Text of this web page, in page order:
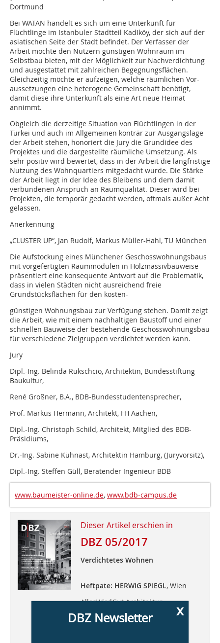
Dortmund
Bei WATAN handelt es sich um eine Unterkunft für
Flüchtlinge im Istanbuler Stadtteil KadIköy, der sich auf der
asiatischen Seite der Stadt befindet. Der Verfasser der
Arbeit möchte den Nutzern günstigen Wohnraum im
Selbstbau bieten, mit der Möglichkeit zur Nachverdichtung
und ausgestattet mit zahlreichen Begegnungsflächen.
Gleichzeitig möchte er aufzeigen, welche räumlichen Vor-
aussetzungen eine heterogene Gemeinschaft benötigt,
damit diese ihre Unterkunft als eine Art neue Heimat
annimmt.
Obgleich die derzeitige Situation von Flüchtlingen in der
Türkei und auch im Allgemeinen konträr zur Ausgangslage
der Arbeit stehen, honoriert die Jury die Grundidee des
Projektes und die dargestellte räumliche Umsetzung. Als
sehr positiv wird bewertet, dass in der Arbeit die langfristige
Nutzung des Wohnquartiers mitgedacht wurde. Die Stärke
der Arbeit liegt in der Idee des Bleibens und dem damit
verbundenen Anspruch an Raumqualität. Dieser wird bei
Projekten, die temporär gedacht werden, oftmals außer Acht
gelassen.
Anerkennung
„CLUSTER UP“, Jan Rudolf, Markus Müller-Hahl, TU München
Die Aufstockung eines Münchener Geschosswohnungsbaus
mit vorgefertigten Raummodulen in Holzmassivbauweise
präsentiert eine konsequente Antwort auf die Problematik,
dass in vielen Städten nicht ausreichend freie
Grundstücksflächen für den kosten-
günstigen Wohnungsbau zur Verfügung stehen. Damit zeigt
die Arbeit, wie mit einem nachhaltigen Baustoff und einer
schnellen Bauweise der bestehende Geschosswohnungsbau
für verschiedene Zielgruppen verdichtet werden kann.
Jury
Dipl.-Ing. Belinda Rukschcio, Architektin, Bundesstiftung
Baukultur,
René Großner, B.A., BDB-Bundesstudentensprecher,
Prof. Markus Hermann, Architekt, FH Aachen,
Dipl.-Ing. Christoph Schild, Architekt, Mitglied des BDB-
Präsidiums,
Dr.-Ing. Sabine Kühnast, Architektin Hamburg, (Juryvorsitz),
Dipl.-Ing. Steffen Güll, Beratender Ingenieur BDB
www.baumeister-online.de, www.bdb-campus.de
Dieser Artikel erschien in
DBZ 05/2017
Verdichtetes Wohnen
Heftpate: HERWIG SPIEGL, Wien
AllesWirdGut Architektur
Bolles + Wilson
x
DBZ Newsletter